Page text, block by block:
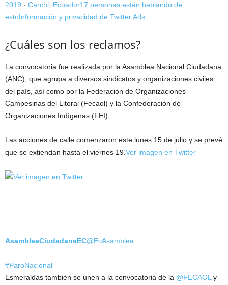
2019 · Carchi, Ecuador17 personas están hablando de
estoInformación y privacidad de Twitter Ads
¿Cuáles son los reclamos?
La convocatoria fue realizada por la Asamblea Nacional Ciudadana
(ANC), que agrupa a diversos sindicatos y organizaciones civiles
del país, así como por la Federación de Organizaciones
Campesinas del Litoral (Fecaol) y la Confederación de
Organizaciones Indígenas (FEI).
Las acciones de calle comenzaron este lunes 15 de julio y se prevé
que se extiendan hasta el viernes 19.Ver imagen en Twitter
AsambleaCiudadanaEC@EcAsamblea
#ParoNacional
Esmeraldas también se unen a la convocatoria de la @FECAOLy